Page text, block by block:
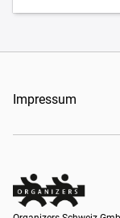
Impressum
Organizers